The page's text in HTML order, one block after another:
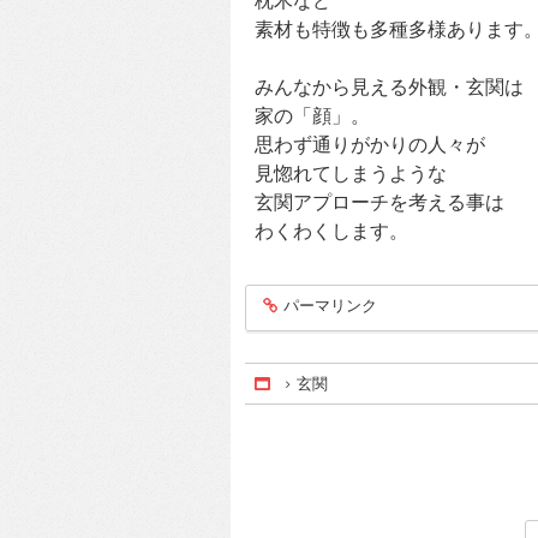
素材も特徴も多種多様あります。
みんなから見える外観・玄関は
家の「顔」。
思わず通りがかりの人々が
見惚れてしまうような
玄関アプローチを考える事は
わくわくします。
entry214
パーマリンク
Home
玄関